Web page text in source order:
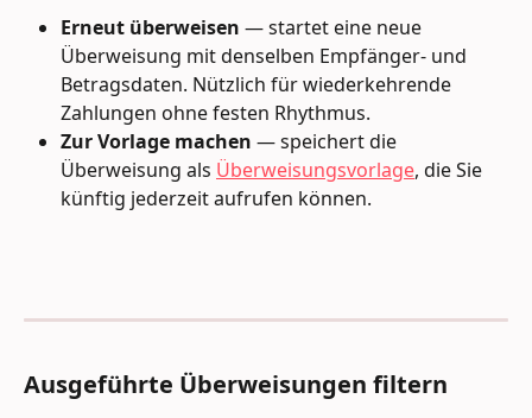
Erneut überweisen — startet eine neue
Überweisung mit denselben Empfänger- und
Betragsdaten. Nützlich für wiederkehrende
Zahlungen ohne festen Rhythmus.
Zur Vorlage machen — speichert die
Überweisung als Überweisungsvorlage, die Sie
künftig jederzeit aufrufen können.
Ausgeführte Überweisungen filtern